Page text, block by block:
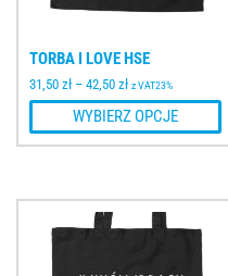
TORBA I LOVE HSE
31,50 zł – 42,50 zł z VAT23%
WYBIERZ OPCJE